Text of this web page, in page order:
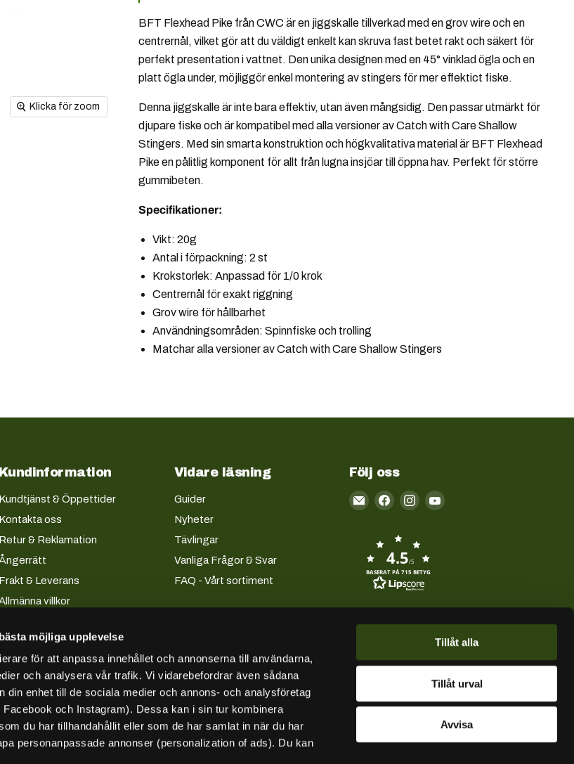
möjliga upplevelse
för att anpassa innehållet och annonserna till användarna,
och analysera vår trafik. Vi vidarebefordrar även sådana
din enhet till de sociala medier och annons- och analysföretag
Facebook och Instagram). Dessa kan i sin tur kombinera
du har tillhandahållit eller som de har samlat in när du har
personanpassade annonser (personalization of ads). Du kan
Tillåt alla
Tillåt urval
Avvisa
Klicka för zoom
BFT Flexhead Pike från CWC är en jiggskalle tillverkad med en grov wire och en
centrernål, vilket gör att du väldigt enkelt kan skruva fast betet rakt och säkert för
perfekt presentation i vattnet. Den unika designen med en 45° vinklad ögla och en
platt ögla under, möjliggör enkel montering av stingers för mer effektict fiske.
Denna jiggskalle är inte bara effektiv, utan även mångsidig. Den passar utmärkt för
djupare fiske och är kompatibel med alla versioner av Catch with Care Shallow
Stingers. Med sin smarta konstruktion och högkvalitativa material är BFT Flexhead
Pike en pålitlig komponent för allt från lugna insjöar till öppna hav. Perfekt för större
gummibeten.
Specifikationer:
Vikt: 20g
Antal i förpackning: 2 st
Krokstorlek: Anpassad för 1/0 krok
Centrernål för exakt riggning
Grov wire för hållbarhet
Användningsområden: Spinnfiske och trolling
Matchar alla versioner av Catch with Care Shallow Stingers
Kundinformation
Kundtjänst & Öppettider
Kontakta oss
Retur & Reklamation
Frakt & Leverans
villkor
Lån & Avbetalning
oss
Kundkonto
Vidare läsning
Guider
Nyheter
Tävlingar
Vanliga Frågor & Svar
FAQ - Vårt sortiment
Följ oss
Email
4.5/5
BASERAT PÅ 715 BETYG